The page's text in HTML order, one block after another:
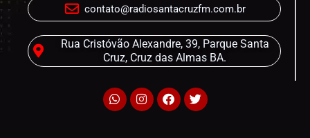
contato@radiosantacruzfm.com.br
Rua Cristóvão Alexandre, 39, Parque Santa
Cruz, Cruz das Almas BA.